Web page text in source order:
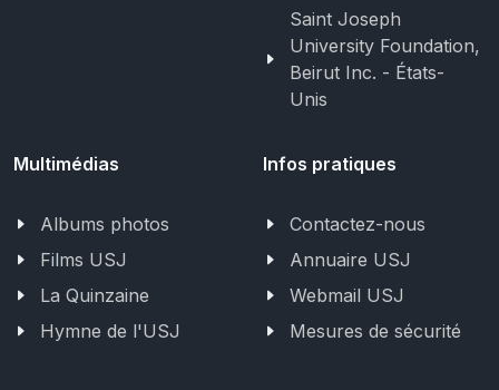
Saint Joseph
University Foundation,
Beirut Inc. - États-
Unis
Multimédias
Albums photos
Films USJ
La Quinzaine
Hymne de l'USJ
Infos pratiques
Contactez-nous
Annuaire USJ
Webmail USJ
Mesures de sécurité